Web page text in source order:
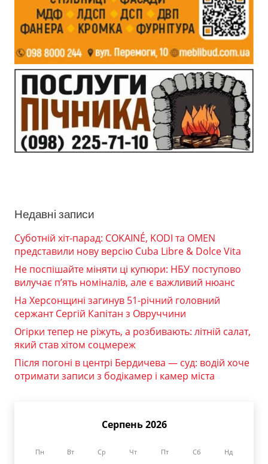
Недавні записи
Суботній хіт-парад: COKAINÉ, KODI та OMEN
представили нову версію Cuba Libre & Dolce Vita
Не поспішайте міняти ці купюри: НБУ поступово
вилучає п’ять номіналів, але є важливий нюанс
На Херсонщині загинув 51-річний головний
сержант Сергій Капітан з Овруччини
Огірки тепер не ріжуть, а розбивають: літній салат,
який став хітом соцмереж
Після погоні в центрі Бердичева — суд: водій хоче
отримати записи з бодікамер і камер міста
Серпень 2026
Пн Вт Ср Чт Пт Сб Нд